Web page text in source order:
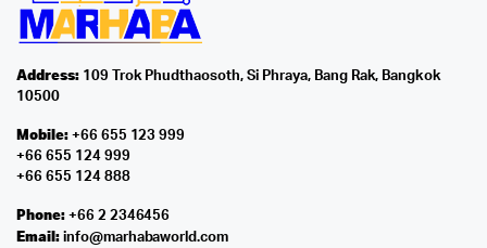
Address:109 Trok Phudthaosoth, Si Phraya, Bang Rak, Bangkok
10500
Mobile:+66 655 123 999
+66 655 124 999
+66 655 124 888
Phone:+66 2 2346456
Email: info@marhabaworld.com